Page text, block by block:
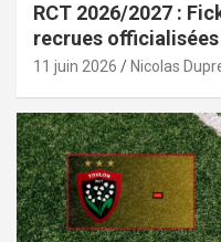
RCT 2026/2027 :
recrues officialisées
11 juin 2026 Nicolas